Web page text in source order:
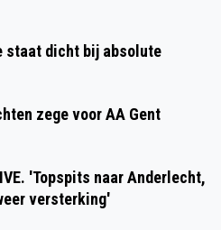
staat dicht bij absolute
zege voor AA Gent
'Topspits naar Anderlecht,
versterking'